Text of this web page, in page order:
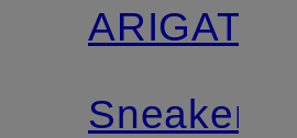
ARIGATO
Sneaker